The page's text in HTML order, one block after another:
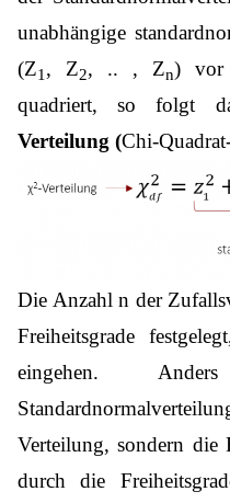
unabhängige
(Z1 , Z2, .. , Zn) vor
quadriert, so folgt
Verteilung (Chi-
Die Anzahl n der
Freiheitsgrade
eingehen.
Verteilung, sondern die
durch die